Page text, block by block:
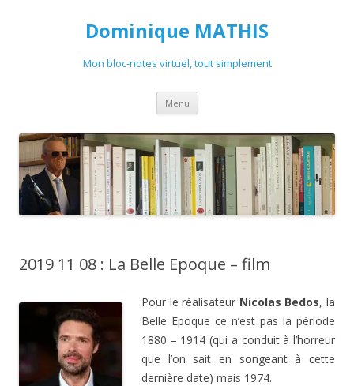
Dominique MATHIS
Mon bloc-notes virtuel, tout simplement
Menu Aller
contenu
2019 11 08 : La Belle Epoque – film
Pour le réalisateur Nicolas Bedos, la
Belle Epoque ce n’est pas la période
1880 – 1914 (qui a conduit à l’horreur
que l’on sait en songeant à cette
dernière date) mais 1974.